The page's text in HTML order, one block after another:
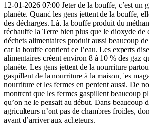
12-01-2026 07:00 Jeter de la bouffe, c’est un
planète. Quand les gens jettent de la bouffe,
des décharges. Là, la bouffe produit du
réchauffe la Terre bien plus que le dioxyde de
déchets alimentaires produit aussi beaucoup
car la bouffe contient de l’eau. Les experts
alimentaires créent environ 8 à 10 % des gaz
planète. Les gens jettent de la nourriture
gaspillent de la nourriture à la maison, les
nourriture et les fermes en perdent aussi. De
montrent que les fermes gaspillent beaucoup
qu’on ne le pensait au début. Dans beaucoup
agriculteurs n’ont pas de chambres froides,
avant d’arriver aux acheteurs.